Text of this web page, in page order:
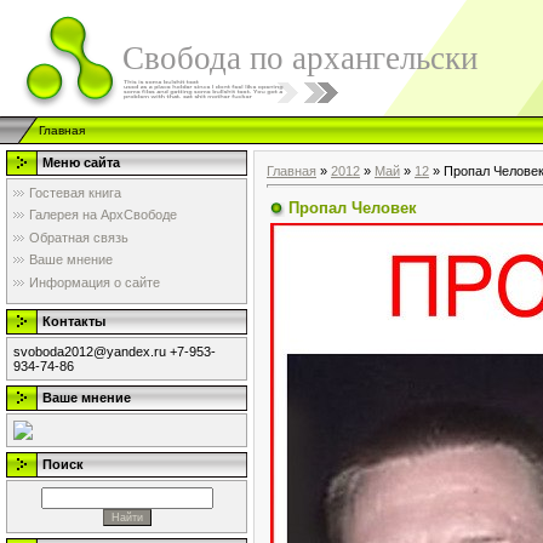
Свобода по архангельски
Главная
Меню сайта
Гостевая книга
Галерея на АрхСвободе
Обратная связь
Ваше мнение
Информация о сайте
Контакты
svoboda2012@yandex.ru +7-953-
934-74-86
Ваше мнение
Поиск
Главная » 2012 » Май » 12 » Пропал Человек
Пропал Человек